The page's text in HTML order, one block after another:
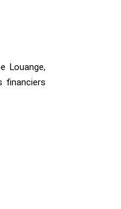
Louange,
financiers